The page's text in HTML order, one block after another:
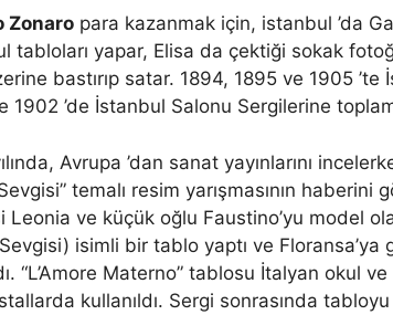
Zonaro para kazanmak için, istanbul ’da
tabloları yapar, Elisa da çektiği sokak
bastırıp satar. 1894, 1895 ve 1905 ’te
1902 ’de İstanbul Salonu Sergilerine
Avrupa ’dan sanat yayınlarını
temalı resim yarışmasının
Leonia ve küçük oğlu Faustino’yu model
isimli bir tablo yaptı ve
“L’Amore Materno” tablosu İtalyan okul
kullanıldı. Sergi sonrasında